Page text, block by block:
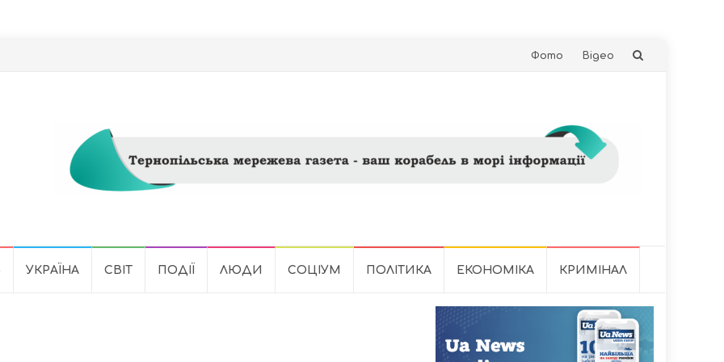
Skip
Фото Відео
УКРАЇНА СВІТ ПОДІЇ ЛЮДИ СОЦІУМ ПОЛІТИКА ЕКОНОМІКА КРИМІНАЛ